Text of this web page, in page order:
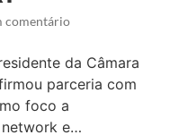
M
I
G
B
T
comentário
da Câmara
parceria com
foco a
network e…